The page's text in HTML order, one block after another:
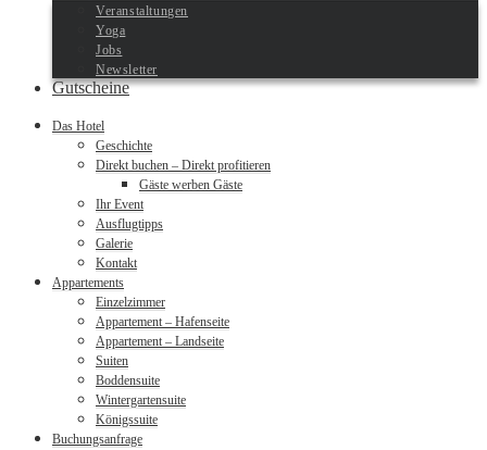
Veranstaltungen
Yoga
Jobs
Newsletter
Gutscheine
Das Hotel
Geschichte
Direkt buchen – Direkt profitieren
Gäste werben Gäste
Ihr Event
Ausflugtipps
Galerie
Kontakt
Appartements
Einzelzimmer
Appartement – Hafenseite
Appartement – Landseite
Suiten
Boddensuite
Wintergartensuite
Königssuite
Buchungsanfrage